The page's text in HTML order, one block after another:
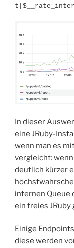
In dieser
eine JRuby-
wenn man es
vergleicht:
deutlich kürzer
internen Queue
ein freies JRuby
Einige
diese werden